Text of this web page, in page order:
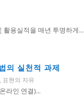
용실적을 매년 투명하게...
의 실천적 과제
, 표현의 자유
라인 연결)...